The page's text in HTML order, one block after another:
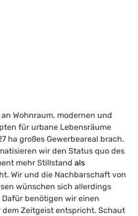
Wohnraum, modernen und
für urbane Lebensräume
ha großes Gewerbeareal brach.
wir den Status quo des
mehr Stillstand als
Wir und die Nachbarschaft von
wünschen sich allerdings
benötigen wir einen
dem Zeitgeist entspricht. Schaut